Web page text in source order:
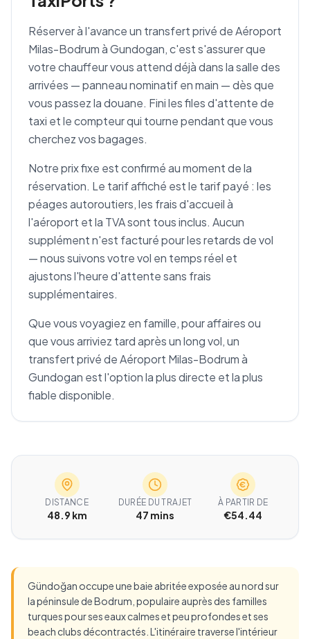
Réserver à l'avance un transfert privé de Aéroport
Milas-Bodrum à Gundogan, c'est s'assurer que
votre chauffeur vous attend déjà dans la salle des
arrivées — panneau nominatif en main — dès que
vous passez la douane. Fini les files d'attente de
taxi et le compteur qui tourne pendant que vous
cherchez vos bagages.
Notre prix fixe est confirmé au moment de la
réservation. Le tarif affiché est le tarif payé : les
péages autoroutiers, les frais d'accueil à
l'aéroport et la TVA sont tous inclus. Aucun
supplément n'est facturé pour les retards de vol
— nous suivons votre vol en temps réel et
ajustons l'heure d'attente sans frais
supplémentaires.
Que vous voyagiez en famille, pour affaires ou
que vous arriviez tard après un long vol, un
transfert privé de Aéroport Milas-Bodrum à
Gundogan est l'option la plus directe et la plus
fiable disponible.
DISTANCE
48.9 km
DURÉE DU TRAJET
47 mins
À PARTIR DE
€54.44
Gündoğan occupe une baie abritée exposée au nord sur
la péninsule de Bodrum, populaire auprès des familles
turques pour ses eaux calmes et peu profondes et ses
beach clubs décontractés. L'itinéraire traverse l'intérieur